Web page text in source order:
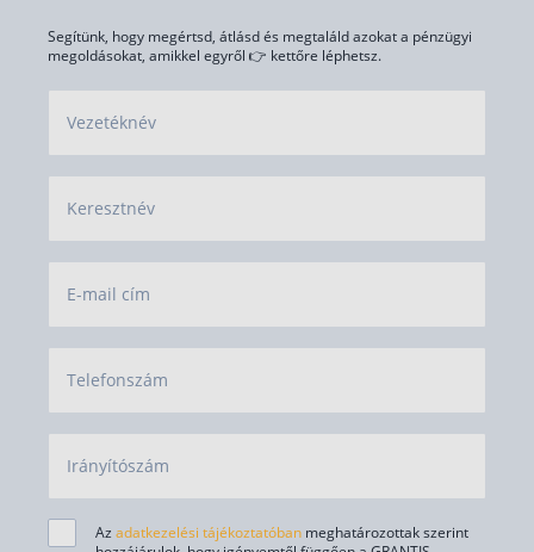
Segítünk, hogy megértsd, átlásd és megtaláld azokat a pénzügyi
megoldásokat, amikkel egyről 👉 kettőre léphetsz.
Vezetéknév
Keresztnév
E-mail cím
Telefonszám
Irányítószám
Az adatkezelési tájékoztatóban meghatározottak szerint